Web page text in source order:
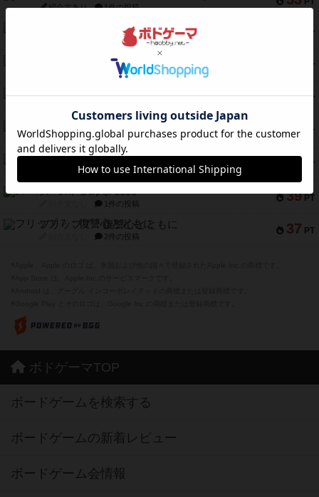
紹介文あり 1件の投稿
PT
18件の投稿
PT
クランク! ：冒険者たち（拡張）
4件の投稿
42 PT
とうほうの！
42 PT
スターマイン・ラミー ポケット
紹介文あり 2件の投稿
39 PT
海兵隊
紹介文あり 1件の投稿
39 PT
スーパーストア3000
1件の投稿
37 PT
フリップ７：復讐心とともに
2件の投稿
ボドゲーマTOP
ボードゲームを検索する
ボードゲームの新着レビュー
ボードゲーム会情報